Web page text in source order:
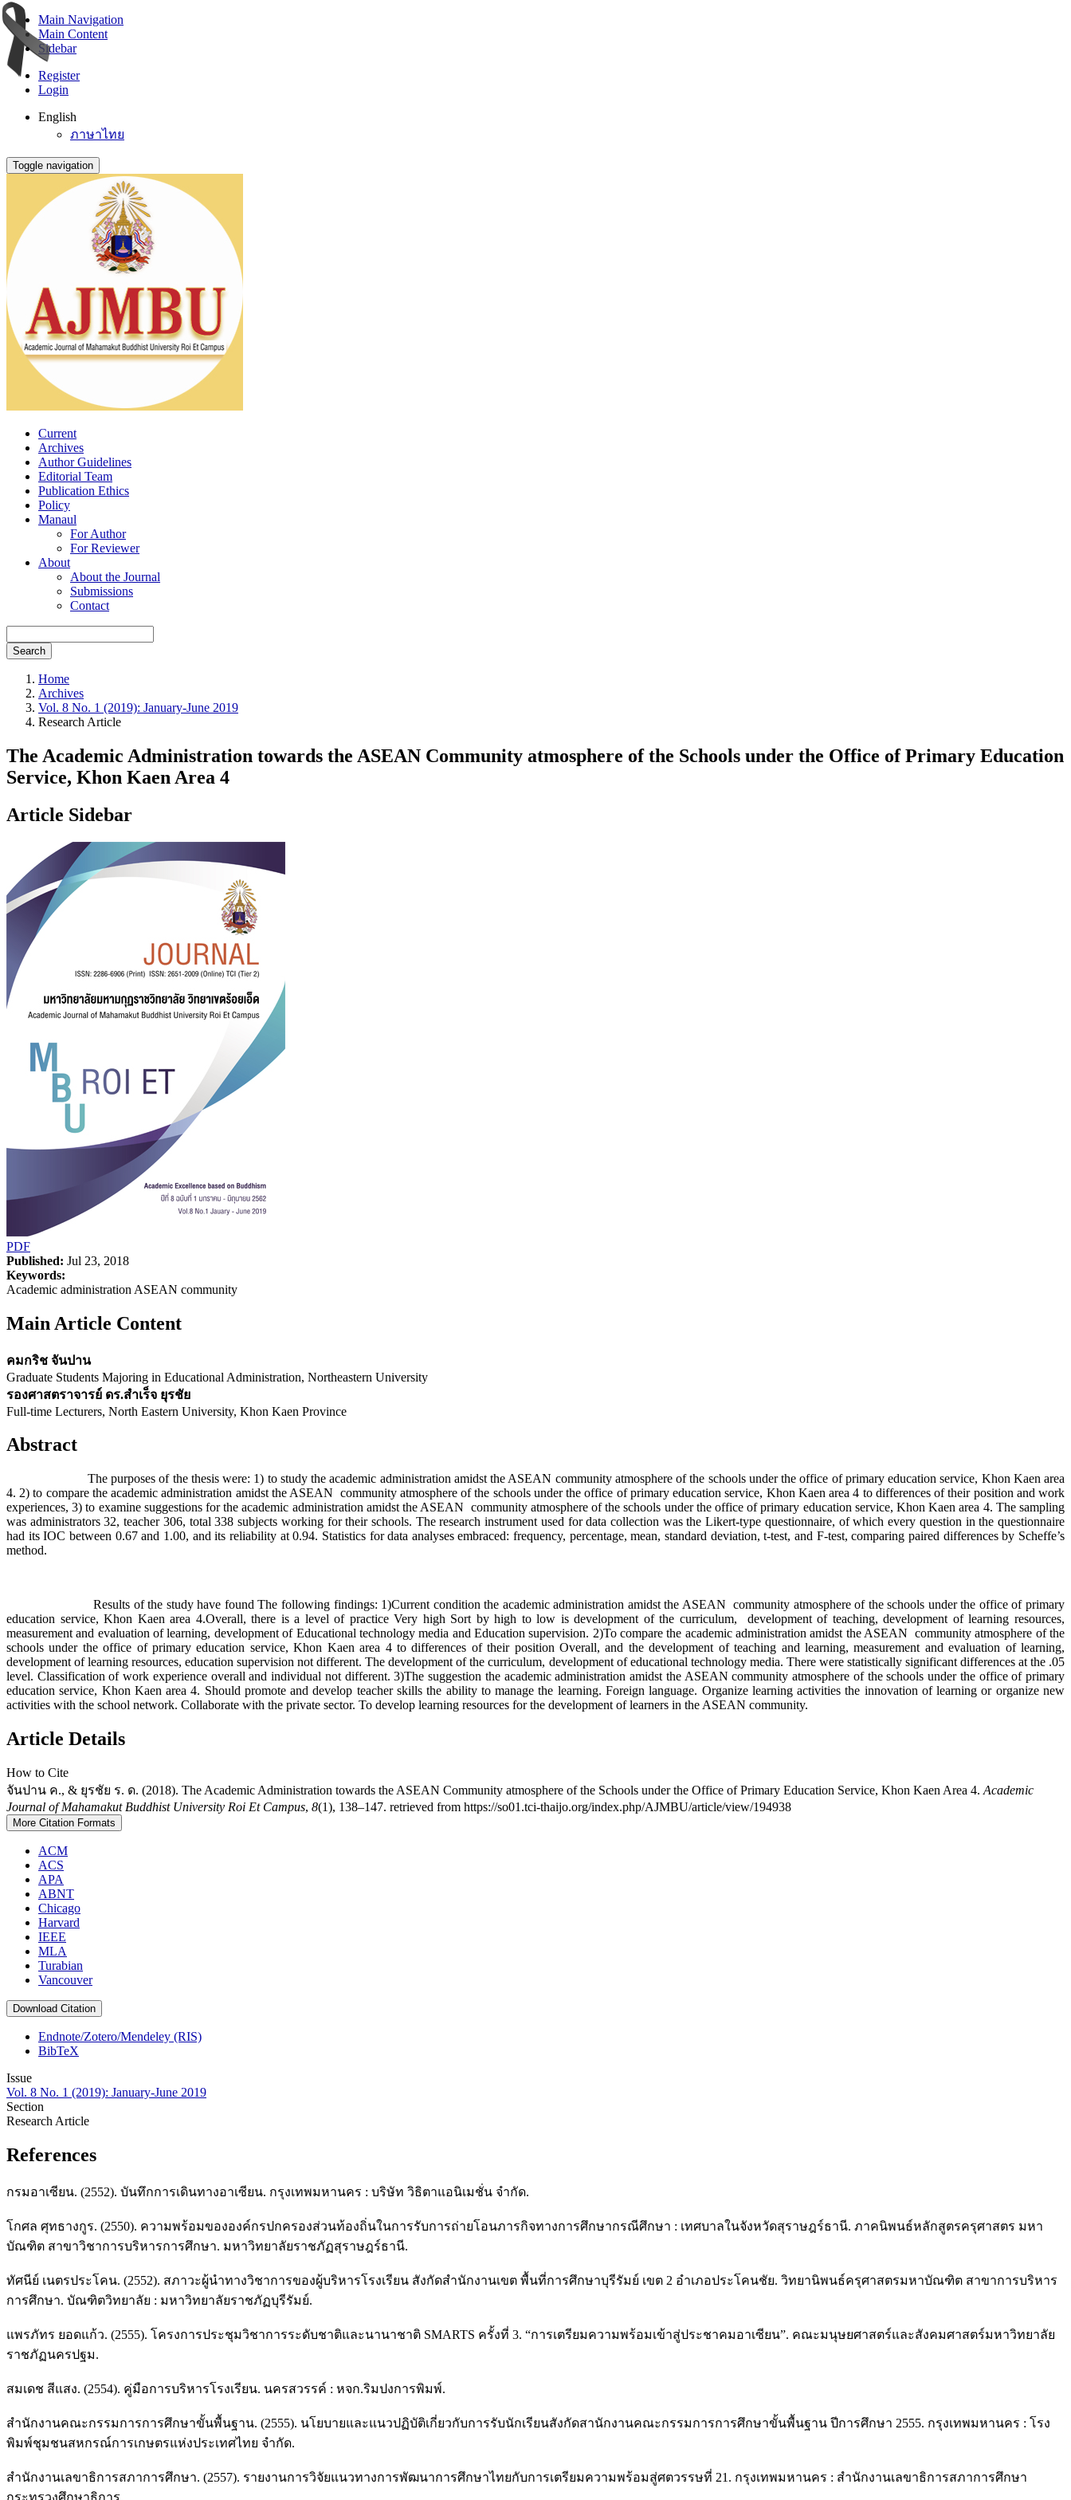
Main Navigation
Main Content
Sidebar
Register
Login
English
ภาษาไทย
Toggle navigation
Current
Archives
Author Guidelines
Editorial Team
Publication Ethics
Policy
Manaul
For Author
For Reviewer
About
About the Journal
Submissions
Contact
Search
Home
Archives
Vol. 8 No. 1 (2019): January-June 2019
Research Article
The Academic Administration towards the ASEAN Community atmosphere of the Schools under the Office of Primary Education
Service, Khon Kaen Area 4
Article Sidebar
PDF
Published: Jul 23, 2018
Keywords:
Academic administration ASEAN community
Main Article Content
คมกริช จันปาน
Graduate Students Majoring in Educational Administration, Northeastern University
รองศาสตราจารย์ ดร.สำเร็จ ยุรชัย
Full-time Lecturers, North Eastern University, Khon Kaen Province
Abstract
The purposes of the thesis were: 1) to study the academic administration amidst the ASEAN community atmosphere of the schools under the office of primary education service, Khon Kaen area
4. 2) to compare the academic administration amidst the ASEAN community atmosphere of the schools under the office of primary education service, Khon Kaen area 4 to differences of their position and work
experiences, 3) to examine suggestions for the academic administration amidst the ASEAN community atmosphere of the schools under the office of primary education service, Khon Kaen area 4. The sampling
was administrators 32, teacher 306, total 338 subjects working for their schools. The research instrument used for data collection was the Likert-type questionnaire, of which every question in the questionnaire
had its IOC between 0.67 and 1.00, and its reliability at 0.94. Statistics for data analyses embraced: frequency, percentage, mean, standard deviation, t-test, and F-test, comparing paired differences by Scheffe’s
method.
Results of the study have found The following findings: 1)Current condition the academic administration amidst the ASEAN community atmosphere of the schools under the office of primary
education service, Khon Kaen area 4.Overall, there is a level of practice Very high Sort by high to low is development of the curriculum, development of teaching, development of learning resources,
measurement and evaluation of learning, development of Educational technology media and Education supervision. 2)To compare the academic administration amidst the ASEAN community atmosphere of the
schools under the office of primary education service, Khon Kaen area 4 to differences of their position Overall, and the development of teaching and learning, measurement and evaluation of learning,
development of learning resources, education supervision not different. The development of the curriculum, development of educational technology media. There were statistically significant differences at the .05
level. Classification of work experience overall and individual not different. 3)The suggestion the academic administration amidst the ASEAN community atmosphere of the schools under the office of primary
education service, Khon Kaen area 4. Should promote and develop teacher skills the ability to manage the learning. Foreign language. Organize learning activities the innovation of learning or organize new
activities with the school network. Collaborate with the private sector. To develop learning resources for the development of learners in the ASEAN community.
Article Details
How to Cite
จันปาน ค., & ยุรชัย ร. ด. (2018). The Academic Administration towards the ASEAN Community atmosphere of the Schools under the Office of Primary Education Service, Khon Kaen Area 4. Academic
Journal of Mahamakut Buddhist University Roi Et Campus, 8(1), 138–147. retrieved from https://so01.tci-thaijo.org/index.php/AJMBU/article/view/194938
More Citation Formats
ACM
ACS
APA
ABNT
Chicago
Harvard
IEEE
MLA
Turabian
Vancouver
Download Citation
Endnote/Zotero/Mendeley (RIS)
BibTeX
Issue
Vol. 8 No. 1 (2019): January-June 2019
Section
Research Article
References
กรมอาเซียน. (2552). บันทึกการเดินทางอาเซียน. กรุงเทพมหานคร : บริษัท วิธิตาแอนิเมชั่น จำกัด.
โกศล ศุทธางกูร. (2550). ความพร้อมขององค์กรปกครองส่วนท้องถิ่นในการรับการถ่ายโอนภารกิจทางการศึกษากรณีศึกษา : เทศบาลในจังหวัดสุราษฎร์ธานี. ภาคนิพนธ์หลักสูตรครุศาสตร มหา
บัณฑิต สาขาวิชาการบริหารการศึกษา. มหาวิทยาลัยราชภัฏสุราษฎร์ธานี.
ทัศนีย์ เนตรประโคน. (2552). สภาวะผู้นำทางวิชาการของผู้บริหารโรงเรียน สังกัดสำนักงานเขต พื้นที่การศึกษาบุรีรัมย์ เขต 2 อำเภอประโคนชัย. วิทยานิพนธ์ครุศาสตรมหาบัณฑิต สาขาการบริหาร
การศึกษา. บัณฑิตวิทยาลัย : มหาวิทยาลัยราชภัฏบุรีรัมย์.
แพรภัทร ยอดแก้ว. (2555). โครงการประชุมวิชาการระดับชาติและนานาชาติ SMARTS ครั้งที่ 3. “การเตรียมความพร้อมเข้าสู่ประชาคมอาเซียน”. คณะมนุษยศาสตร์และสังคมศาสตร์มหาวิทยาลัย
ราชภัฏนครปฐม.
สมเดช สีแสง. (2554). คู่มือการบริหารโรงเรียน. นครสวรรค์ : หจก.ริมปงการพิมพ์.
สำนักงานคณะกรรมการการศึกษาขั้นพื้นฐาน. (2555). นโยบายและแนวปฏิบัติเกี่ยวกับการรับนักเรียนสังกัดสานักงานคณะกรรมการการศึกษาขั้นพื้นฐาน ปีการศึกษา 2555. กรุงเทพมหานคร : โรง
พิมพ์ชุมชนสหกรณ์การเกษตรแห่งประเทศไทย จำกัด.
สำนักงานเลขาธิการสภาการศึกษา. (2557). รายงานการวิจัยแนวทางการพัฒนาการศึกษาไทยกับการเตรียมความพร้อมสู่ศตวรรษที่ 21. กรุงเทพมหานคร : สำนักงานเลขาธิการสภาการศึกษา
กระทรวงศึกษาธิการ.